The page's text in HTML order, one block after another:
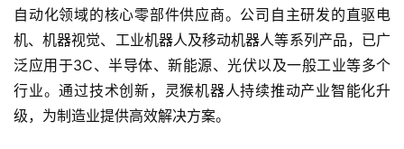
融
资
报
道
自动化领域的核心零部件供应商。公司自主研发的直驱电
机、机器视觉、工业机器人及移动机器人等系列产品，已广
泛应用于3C、半导体、新能源、光伏以及一般工业等多个
行业。通过技术创新，灵猴机器人持续推动产业智能化升
级，为制造业提供高效解决方案。